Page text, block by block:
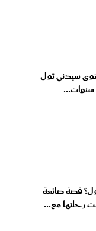
سيدني تول
قصة صانعة
رحلتها مع...